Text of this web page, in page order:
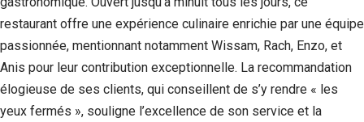
restaurant offre une expérience culinaire enrichie par une équipe
passionnée, mentionnant notamment Wissam, Rach, Enzo, et
Anis pour leur contribution exceptionnelle. La recommandation
élogieuse de ses clients, qui conseillent de s’y rendre « les
yeux fermés », souligne l’excellence de son service et la